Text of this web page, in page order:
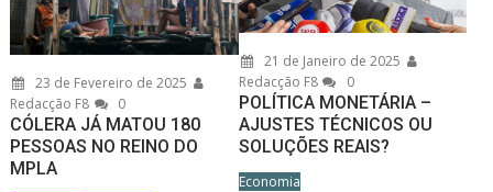
23 de Fevereiro de 2025
Redacção F8
0
CÓLERA JÁ MATOU 180
PESSOAS NO REINO DO
MPLA
21 de Janeiro de 2025
Redacção F8
0
POLÍTICA MONETÁRIA –
AJUSTES TÉCNICOS OU
SOLUÇÕES REAIS?
Economia